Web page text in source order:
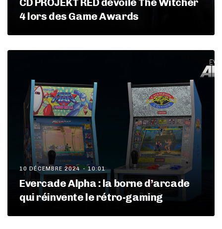
4 lors des Game Awards
10 DÉCEMBRE 2024 - 10:01
Evercade Alpha : la borne d’arcade
qui réinvente le rétro-gaming